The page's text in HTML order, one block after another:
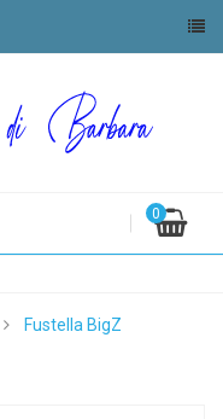
0
Fustella BigZ